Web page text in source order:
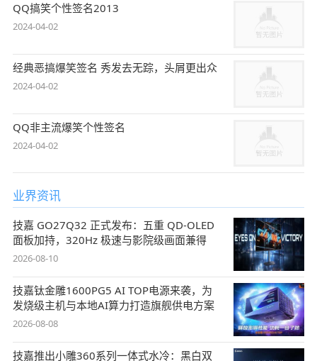
QQ搞笑个性签名2013
2024-04-02
经典恶搞爆笑签名 秀发去无踪，头屑更出众
2024-04-02
QQ非主流爆笑个性签名
2024-04-02
业界资讯
技嘉 GO27Q32 正式发布：五重 QD-OLED
面板加持，320Hz 极速与影院级画面兼得
2026-08-10
技嘉钛金雕1600PG5 AI TOP电源来袭，为
发烧级主机与本地AI算力打造旗舰供电方案
2026-08-08
技嘉推出小雕360系列一体式水冷：黑白双